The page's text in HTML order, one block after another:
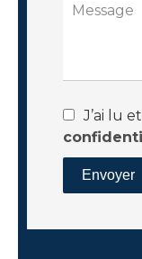
J’ai lu
Envoyer